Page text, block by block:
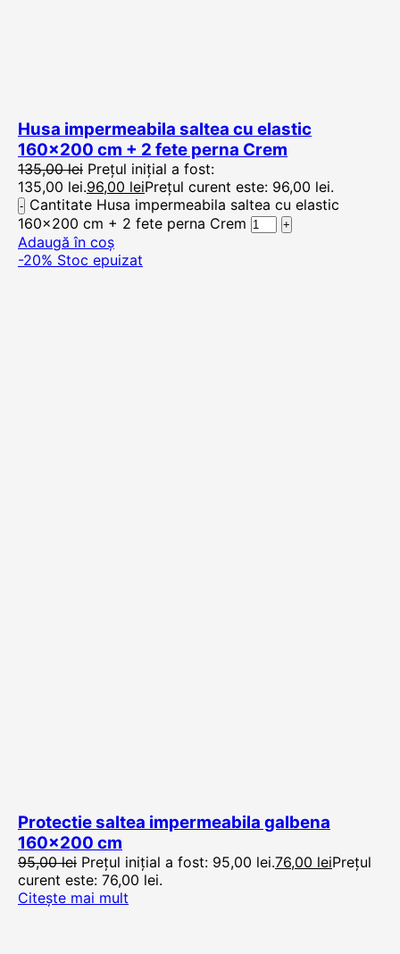
Husa impermeabila saltea cu elastic
160×200 cm + 2 fete perna Crem
135,00lei Prețul inițial a fost:
135,00 lei.96,00 leiPrețul curent este: 96,00 lei.
Cantitate Husa impermeabila saltea cu elastic
160x200 cm + 2 fete perna Crem
Adaugă în coș
-20% Stoc epuizat
Protectie saltea impermeabila galbena
160×200 cm
95,00lei Prețul inițial a fost: 95,00 lei.76,00 leiPrețul
curent este: 76,00 lei.
Citește mai mult